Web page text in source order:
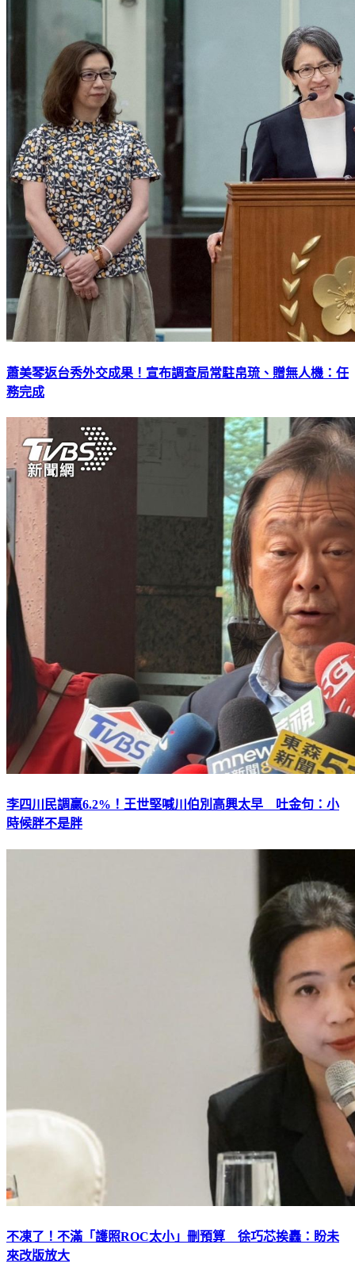
蕭美琴返台秀外交成果！宣布調查局常駐帛琉、贈無人機：任
務完成
李四川民調贏6.2%！王世堅喊川伯別高興太早 吐金句：小
時候胖不是胖
不凍了！不滿「護照ROC太小」刪預算 徐巧芯挨轟：盼未
來改版放大